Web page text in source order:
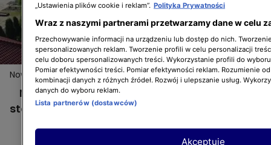
Nowa Maja w ogrodzie: Ostoja nad wielkim stawem
Nowa Maja w ogrodzie: Ostoja nad wielkim
stawem
„Ustawienia plików cookie i reklam”. Polityka Prywatności
Wraz z naszymi partnerami przetwarzamy dane w celu
Przechowywanie informacji na urządzeniu lub dostęp do nich.
spersonalizowanych reklam. Tworzenie profili w celu personalizacji
celu doboru spersonalizowanych treści. Wykorzystanie profili do
Pomiar efektywności treści. Pomiar efektywności reklam. Rozumienie
kombinacji danych z różnych źródeł. Rozwój i ulepszanie usług.
danych do wyboru reklam.
Lista partnerów (dostawców)
Akceptuję